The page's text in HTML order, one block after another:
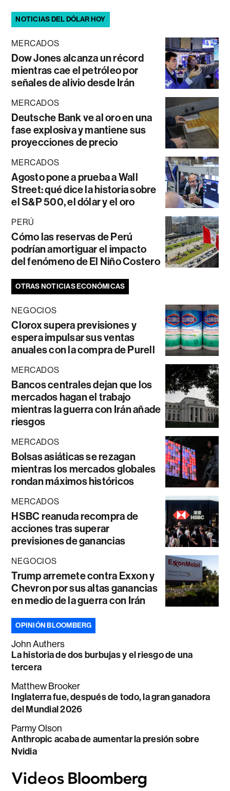
NOTICIAS DEL DÓLAR HOY
MERCADOS
Dow Jones alcanza un récord
mientras cae el petróleo por
señales de alivio desde Irán
MERCADOS
Deutsche Bank ve al oro en una
fase explosiva y mantiene sus
proyecciones de precio
MERCADOS
Agosto pone a prueba a Wall
Street: qué dice la historia sobre
el S&P 500, el dólar y el oro
PERÚ
Cómo las reservas de Perú
podrían amortiguar el impacto
del fenómeno de El Niño Costero
OTRAS NOTICIAS ECONÓMICAS
NEGOCIOS
Clorox supera previsiones y
espera impulsar sus ventas
anuales con la compra de Purell
MERCADOS
Bancos centrales dejan que los
mercados hagan el trabajo
mientras la guerra con Irán añade
riesgos
MERCADOS
Bolsas asiáticas se rezagan
mientras los mercados globales
rondan máximos históricos
MERCADOS
HSBC reanuda recompra de
acciones tras superar
previsiones de ganancias
NEGOCIOS
Trump arremete contra Exxon y
Chevron por sus altas ganancias
en medio de la guerra con Irán
OPINIÓN BLOOMBERG
John Authers
La historia de dos burbujas y el riesgo de una
tercera
Matthew Brooker
Inglaterra fue, después de todo, la gran ganadora
del Mundial 2026
Parmy Olson
Anthropic acaba de aumentar la presión sobre
Nvidia